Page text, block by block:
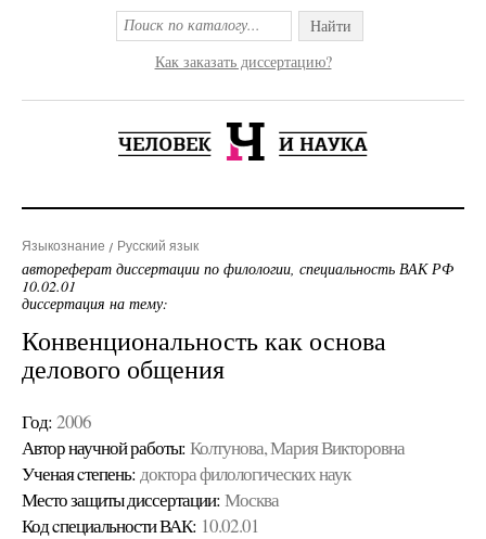
Найти
Как заказать диссертацию?
Языкознание Русский язык
автореферат диссертации по филологии, специальность ВАК РФ
10.02.01
диссертация на тему:
Конвенциональность как основа
делового общения
Год: 2006
Автор научной работы: Колтунова, Мария Викторовна
Ученая cтепень: доктора филологических наук
Место защиты диссертации: Москва
Код cпециальности ВАК: 10.02.01